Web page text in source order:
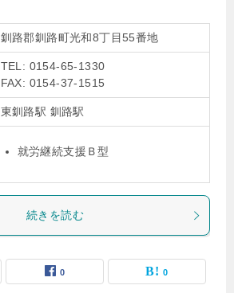
釧路郡釧路町光和8丁目55番地
TEL: 0154-65-1330
FAX: 0154-37-1515
東釧路駅 釧路駅
就労継続支援Ｂ型
続きを読む
0 0